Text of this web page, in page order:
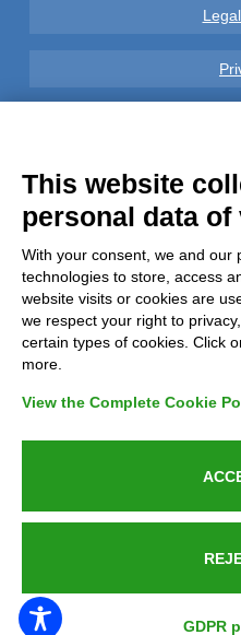
PUBLIC
Refunds
Azienda certificata
P.IVA 05538100727 -
This website
personal data
With your consent, we and our
technologies to store, access
website visits or cookies are
we respect your right to
certain types of cookies. Click
more.
View the Complete Cookie
GDPR